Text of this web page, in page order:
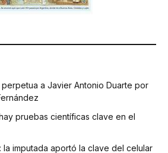
a Javier Antonio Duarte por
pruebas científicas clave en el
la imputada aportó la clave del celular